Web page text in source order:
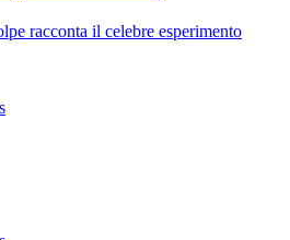
racconta il celebre esperimento